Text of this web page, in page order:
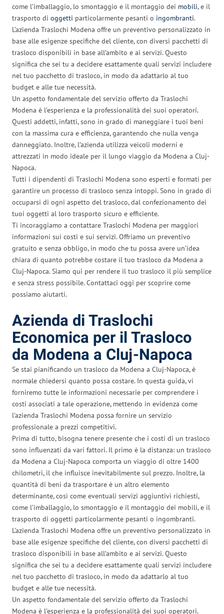
come l’imballaggio, lo smontaggio e il montaggio dei mobili, e il
trasporto di oggetti particolarmente pesanti o ingombranti.
L’azienda Traslochi Modena offre un preventivo personalizzato in
base alle esigenze specifiche del cliente, con diversi pacchetti di
trasloco disponibili in base all’ambito e ai servizi. Questo
significa che sei tu a decidere esattamente quali servizi includere
nel tuo pacchetto di trasloco, in modo da adattarlo al tuo
budget e alle tue necessità.
Un aspetto fondamentale del servizio offerto da Traslochi
Modena è l’esperienza e la professionalità dei suoi operatori.
Questi addetti, infatti, sono in grado di maneggiare i tuoi beni
con la massima cura e efficienza, garantendo che nulla venga
danneggiato. Inoltre, l’azienda utilizza veicoli moderni e
attrezzati in modo ideale per il lungo viaggio da Modena a Cluj-
Napoca.
Tutti i dipendenti di Traslochi Modena sono esperti e formati per
garantire un processo di trasloco senza intoppi. Sono in grado di
occuparsi di ogni aspetto del trasloco, dal confezionamento dei
tuoi oggetti al loro trasporto sicuro e efficiente.
Ti incoraggiamo a contattare Traslochi Modena per maggiori
informazioni sui costi e sui servizi. Offriamo un preventivo
gratuito e senza obbligo, in modo che tu possa avere un’idea
chiara di quanto potrebbe costare il tuo trasloco da Modena a
Cluj-Napoca. Siamo qui per rendere il tuo trasloco il più semplice
e senza stress possibile. Contattaci oggi per scoprire come
possiamo aiutarti.
Azienda di Traslochi
Economica per il Trasloco
da Modena a Cluj-Napoca
Se stai pianificando un trasloco da Modena a Cluj-Napoca, è
normale chiedersi quanto possa costare. In questa guida, vi
forniremo tutte le informazioni necessarie per comprendere i
costi associati a tale operazione, mettendo in evidenza come
l’azienda Traslochi Modena possa fornire un servizio
professionale a prezzi competitivi.
Prima di tutto, bisogna tenere presente che i costi di un trasloco
sono influenzati da vari fattori. Il primo è la distanza: un trasloco
da Modena a Cluj-Napoca comporta un viaggio di oltre 1400
chilometri, il che influisce inevitabilmente sul prezzo. Inoltre, la
quantità di beni da trasportare è un altro elemento
determinante, così come eventuali servizi aggiuntivi richiesti,
come l’imballaggio, lo smontaggio e il montaggio dei mobili, e il
trasporto di oggetti particolarmente pesanti o ingombranti.
L’azienda Traslochi Modena offre un preventivo personalizzato in
base alle esigenze specifiche del cliente, con diversi pacchetti di
trasloco disponibili in base all’ambito e ai servizi. Questo
significa che sei tu a decidere esattamente quali servizi includere
nel tuo pacchetto di trasloco, in modo da adattarlo al tuo
budget e alle tue necessità.
Un aspetto fondamentale del servizio offerto da Traslochi
Modena è l’esperienza e la professionalità dei suoi operatori.